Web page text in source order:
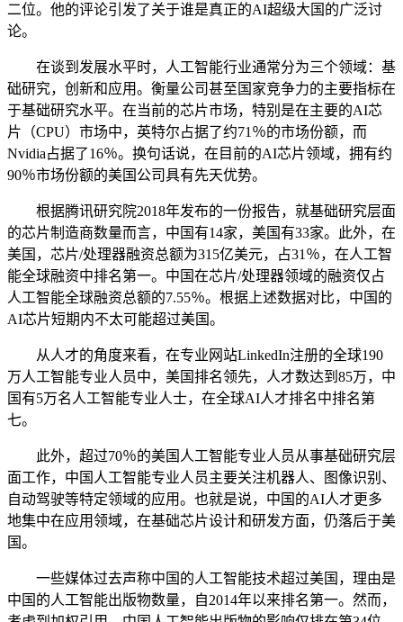
二位。他的评论引发了关于谁是真正的AI超级大国的广泛讨
论。
在谈到发展水平时，人工智能行业通常分为三个领域：基
础研究，创新和应用。衡量公司甚至国家竞争力的主要指标在
于基础研究水平。在当前的芯片市场，特别是在主要的AI芯
片（CPU）市场中，英特尔占据了约71％的市场份额，而
Nvidia占据了16％。换句话说，在目前的AI芯片领域，拥有约
90％市场份额的美国公司具有先天优势。
根据腾讯研究院2018年发布的一份报告，就基础研究层面
的芯片制造商数量而言，中国有14家，美国有33家。此外，在
美国，芯片/处理器融资总额为315亿美元，占31％，在人工智
能全球融资中排名第一。中国在芯片/处理器领域的融资仅占
人工智能全球融资总额的7.55％。根据上述数据对比，中国的
AI芯片短期内不太可能超过美国。
从人才的角度来看，在专业网站LinkedIn注册的全球190
万人工智能专业人员中，美国排名领先，人才数达到85万，中
国有5万名人工智能专业人士，在全球AI人才排名中排名第
七。
此外，超过70％的美国人工智能专业人员从事基础研究层
面工作，中国人工智能专业人员主要关注机器人、图像识别、
自动驾驶等特定领域的应用。也就是说，中国的AI人才更多
地集中在应用领域，在基础芯片设计和研发方面，仍落后于美
国。
一些媒体过去声称中国的人工智能技术超过美国，理由是
中国的人工智能出版物数量，自2014年以来排名第一。然而，